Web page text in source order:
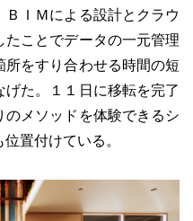
ＩＭによる設計とクラウ
たことでデータの一元管理
をすり合わせる時間の短
た。１１日に移転を完了
メソッドを体験できるシ
置付けている。